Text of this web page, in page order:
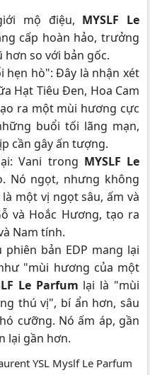
mộ điệu, MYSLF Le
cấp hoàn hảo, trưởng
so với bản gốc.
hò": Đây là nhận xét
Hạt Tiêu Đen, Hoa Cam
ra một mùi hương cực
buổi tối lãng mạn,
cần gây ấn tượng.
Vani trong MYSLF Le
Nó ngọt, nhưng không
một vị ngọt sâu, ấm và
và Hoắc Hương, tạo ra
Nam tính.
phiên bản EDP mang lại
"mùi hương của một
Le Parfum lại là "mùi
thú vị", bí ẩn hơn, sâu
cưỡng. Nó ấm áp, gần
lại gần hơn.